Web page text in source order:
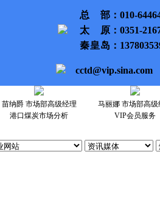
总部 ：010-
太原 ：0351-
秦皇岛 ：
cctd@vip.sina.com
苗纳爵 市场部高级经理
港口煤炭市场分析
马丽娜 市场部高级
VIP会员服务